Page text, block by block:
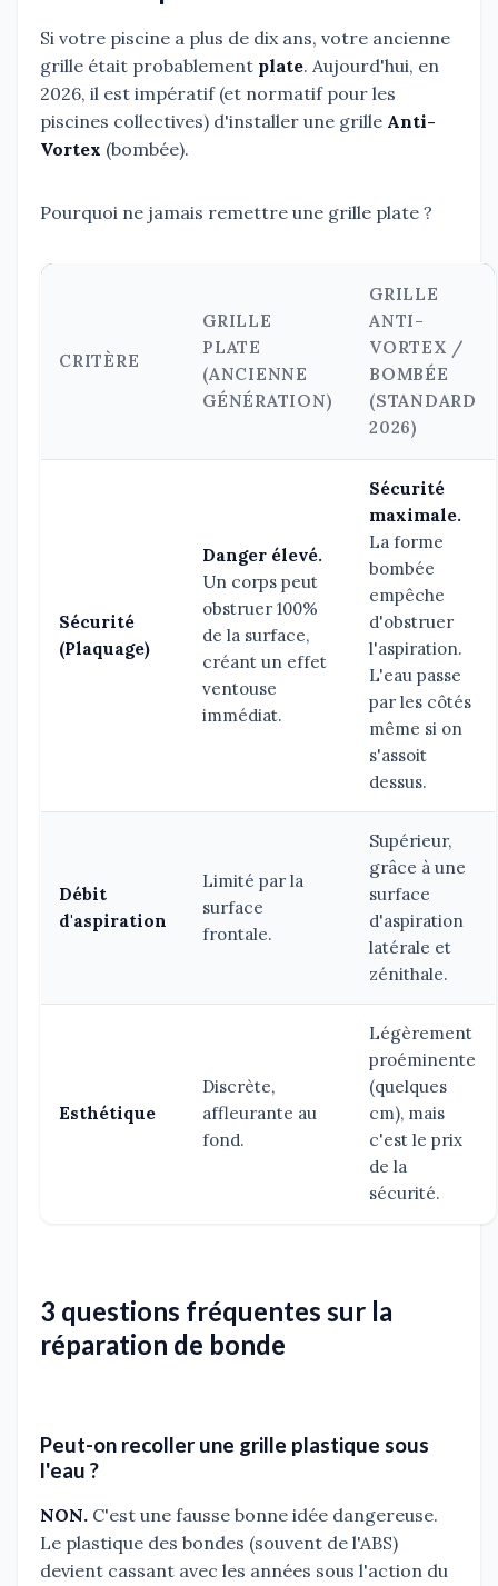
Si votre piscine a plus de dix ans, votre ancienne
grille était probablement plate. Aujourd'hui, en
2026, il est impératif (et normatif pour les
piscines collectives) d'installer une grille Anti-
Vortex (bombée).
Pourquoi ne jamais remettre une grille plate ?
CRITÈRE
GRILLE
PLATE
(ANCIENNE
GÉNÉRATION)
GRILLE
ANTI-
VORTEX /
BOMBÉE
(STANDARD
2026)
Sécurité
(Plaquage)
Danger élevé.
Un corps peut
obstruer 100%
de la surface,
créant un effet
ventouse
immédiat.
Sécurité
maximale.
La forme
bombée
empêche
d'obstruer
l'aspiration.
L'eau passe
par les côtés
même si on
s'assoit
dessus.
Débit
d'aspiration
Limité par la
surface
frontale.
Supérieur,
grâce à une
surface
d'aspiration
latérale et
zénithale.
Esthétique
Discrète,
affleurante au
fond.
Légèrement
proéminente
(quelques
cm), mais
c'est le prix
de la
sécurité.
3 questions fréquentes sur la
réparation de bonde
Peut-on recoller une grille plastique sous
l'eau ?
NON. C'est une fausse bonne idée dangereuse.
Le plastique des bondes (souvent de l'ABS)
devient cassant avec les années sous l'action du